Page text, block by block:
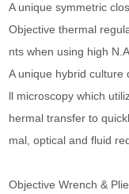
A unique symmetric
Objective thermal
nts when using high
A unique hybrid culture
ll microscopy which
hermal transfer to
mal, optical and fluid
Objective Wrench &